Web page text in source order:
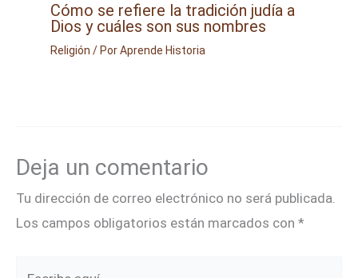
Cómo se refiere la tradición judía a
Dios y cuáles son sus nombres
Religión / PorAprende Historia
Deja un comentario
Tu dirección de correo electrónico no será publicada.
Los campos obligatorios están marcados con *